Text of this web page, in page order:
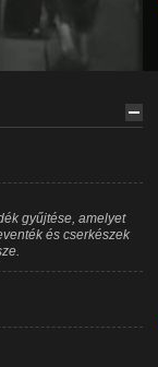
gyűjtése, amelyet
és cserkészek